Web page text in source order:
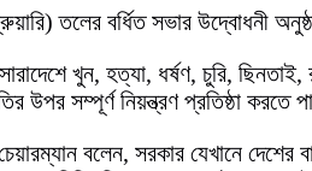
তলের বর্ধিত সভার উদ্বোধনী
খুন, হত্যা, ধর্ষণ, চুরি,
উপর সম্পূর্ণ নিয়ন্ত্রণ প্রতিষ্ঠা করতে
বলেন, সরকার যেখানে দেশের